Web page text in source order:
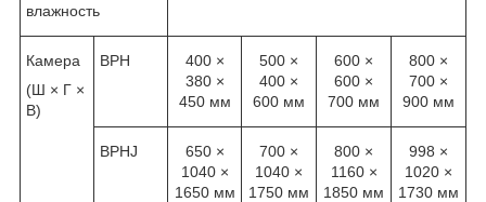
влажность
Камера
(Ш × Г ×
В)
ВРН
400 ×
380 ×
450 мм
500 ×
400 ×
600 мм
600 ×
600 ×
700 мм
800 ×
700 ×
900 мм
ВРНJ
650 ×
1040 ×
1650 мм
700 ×
1040 ×
1750 мм
800 ×
1160 ×
1850 мм
998 ×
1020 ×
1730 мм